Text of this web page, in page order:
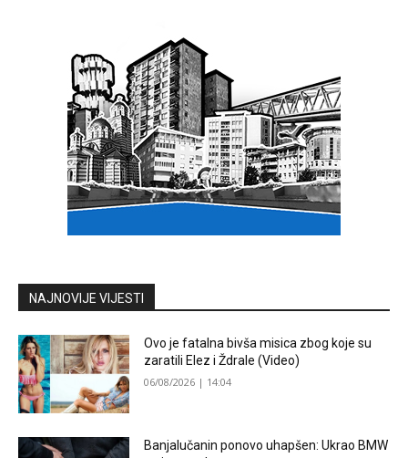
NAJNOVIJE VIJESTI
Ovo je fatalna bivša misica zbog koje su
zaratili Elez i Ždrale (Video)
06/08/2026 | 14:04
Banjalučanin ponovo uhapšen: Ukrao BMW